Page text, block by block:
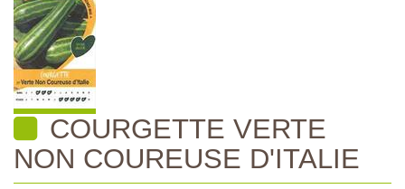
COURGETTE VERTE
NON COUREUSE D'ITALIE